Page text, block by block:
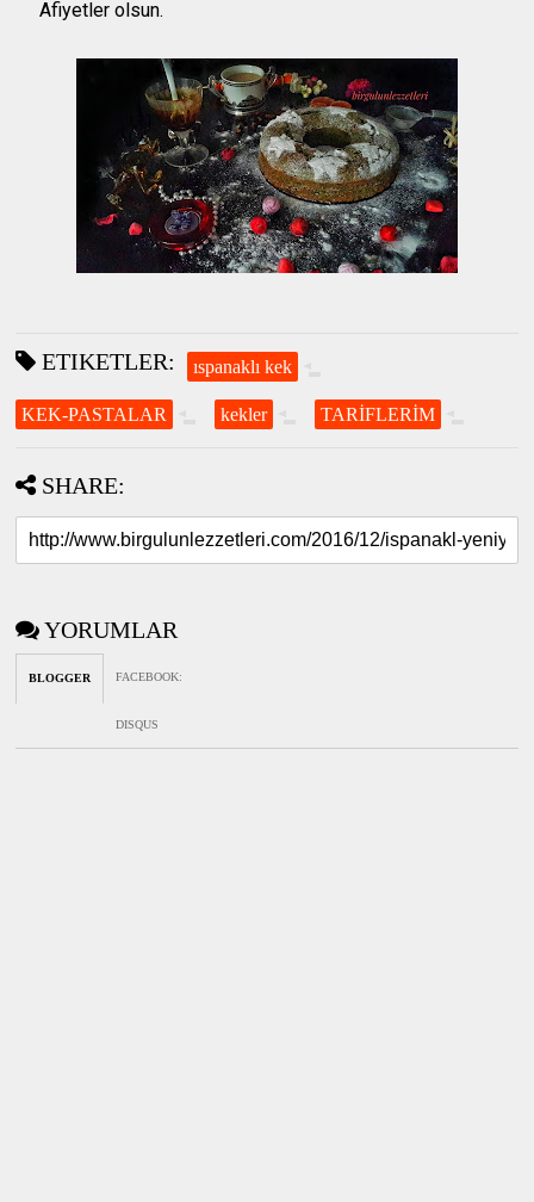
Afiyetler olsun.
ETIKETLER: ıspanaklı kek
KEK-PASTALAR kekler TARİFLERİM
SHARE:
YORUMLAR
BLOGGER FACEBOOK:
DISQUS